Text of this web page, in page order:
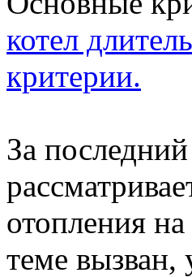
котел
критерии.
За
отопления
теме